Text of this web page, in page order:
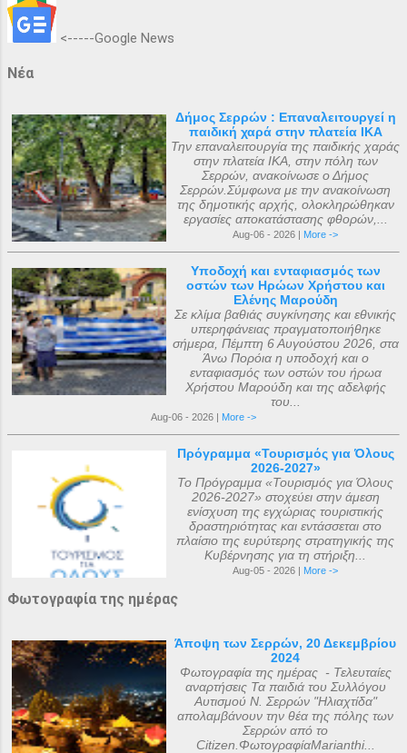
<-----Google News
Νέα
Δήμος Σερρών : Επαναλειτουργεί η
παιδική χαρά στην πλατεία ΙΚΑ
Την επαναλειτουργία της παιδικής χαράς
στην πλατεία ΙΚΑ, στην πόλη των
Σερρών, ανακοίνωσε ο Δήμος
Σερρών.Σύμφωνα με την ανακοίνωση
της δημοτικής αρχής, ολοκληρώθηκαν
εργασίες αποκατάστασης φθορών,...
Aug-06 - 2026 | More ->
Υποδοχή και ενταφιασμός των
οστών των Ηρώων Χρήστου και
Ελένης Μαρούδη
Σε κλίμα βαθιάς συγκίνησης και εθνικής
υπερηφάνειας πραγματοποιήθηκε
σήμερα, Πέμπτη 6 Αυγούστου 2026, στα
Άνω Πορόια η υποδοχή και ο
ενταφιασμός των οστών του ήρωα
Χρήστου Μαρούδη και της αδελφής
του...
Aug-06 - 2026 | More ->
Πρόγραμμα «Τουρισμός για Όλους
2026-2027»
Το Πρόγραμμα «Τουρισμός για Όλους
2026-2027» στοχεύει στην άμεση
ενίσχυση της εγχώριας τουριστικής
δραστηριότητας και εντάσσεται στο
πλαίσιο της ευρύτερης στρατηγικής της
Κυβέρνησης για τη στήριξη...
Aug-05 - 2026 | More ->
Φωτογραφία της ημέρας
Άποψη των Σερρών, 20 Δεκεμβρίου
2024
Φωτογραφία της ημέρας - Τελευταίες
αναρτήσεις Τα παιδιά του Συλλόγου
Αυτισμού Ν. Σερρών "Ηλιαχτίδα"
απολαμβάνουν την θέα της πόλης των
Σερρών από το
Citizen.ΦωτογραφίαMarianthi...